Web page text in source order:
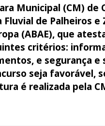
Municipal (CM)
de Palheiros
(ABAE), que
critérios:
e segurança e
seja favorável,
é realizada pela